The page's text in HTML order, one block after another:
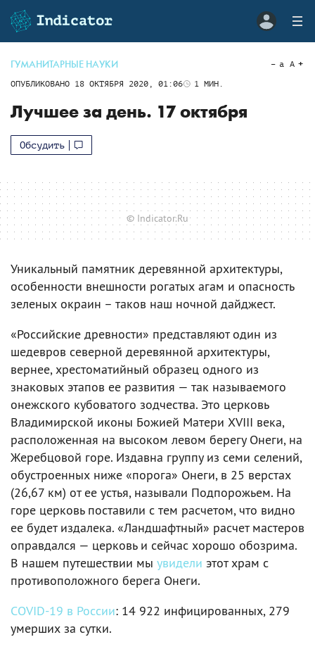
ГУМАНИТАРНЫЕ НАУКИ
ОПУБЛИКОВАНО 18 ОКТЯБРЯ 2020, 01:06 1 МИН.
a A
Лучшее за день. 17 октября
Обсудить
© Indicator.Ru
Уникальный памятник деревянной архитектуры,
особенности внешности рогатых агам и опасность
зеленых окраин – таков наш ночной дайджест.
«Российские древности» представляют один из
шедевров северной деревянной архитектуры,
вернее, хрестоматийный образец одного из
знаковых этапов ее развития — так называемого
онежского кубоватого зодчества. Это церковь
Владимирской иконы Божией Матери XVIII века,
расположенная на высоком левом берегу Онеги, на
Жеребцовой горе. Издавна группу из семи селений,
обустроенных ниже «порога» Онеги, в 25 верстах
(26,67 км) от ее устья, называли Подпорожьем. На
горе церковь поставили с тем расчетом, что видно
ее будет издалека. «Ландшафтный» расчет мастеров
оправдался — церковь и сейчас хорошо обозрима.
В нашем путешествии мы увидели этот храм с
противоположного берега Онеги.
COVID-19 в России: 14 922 инфицированных, 279
умерших за сутки.